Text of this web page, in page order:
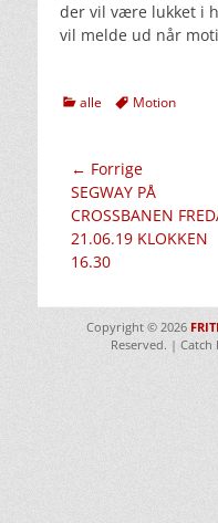
der vil være lukket i
vil melde ud når
kategorier
alle TagsMotion
← Forrige
Forrige
indlæg:
SEGWAY PÅ
CROSSBANEN
21.06.19 KLOKKEN
16.30
Copyright © 2026
Reserved. | Catch